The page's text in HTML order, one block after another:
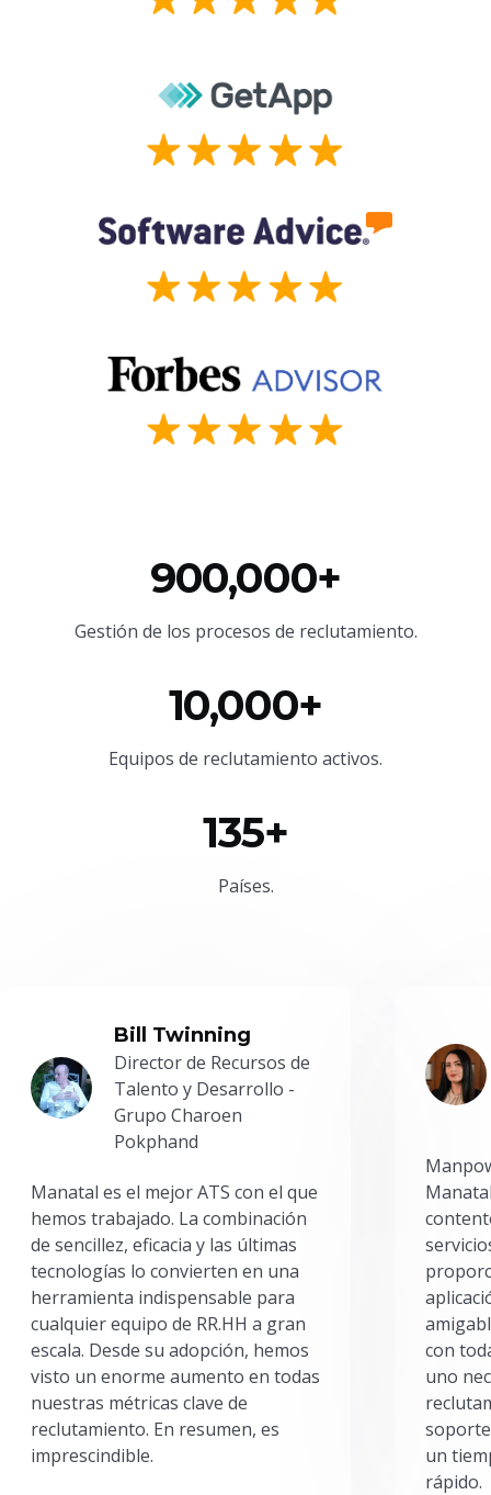
900,000+
Gestión de los procesos de reclutamiento.
10,000+
Equipos de reclutamiento activos.
135+
Países.
Bill Twinning
Director de Recursos de
Talento y Desarrollo -
Grupo Charoen
Pokphand
Manatal es el mejor ATS con el que
hemos trabajado. La combinación
de sencillez, eficacia y las últimas
tecnologías lo convierten en una
herramienta indispensable para
cualquier equipo de RR.HH a gran
escala. Desde su adopción, hemos
visto un enorme aumento en todas
nuestras métricas clave de
reclutamiento. En resumen, es
imprescindible.
con
uno
un
rápido.